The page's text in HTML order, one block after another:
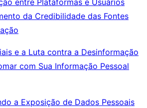
entre Plataformas e Usuários
da Credibilidade das Fontes
e a Luta contra a Desinformação
com Sua Informação Pessoal
a Exposição de Dados Pessoais